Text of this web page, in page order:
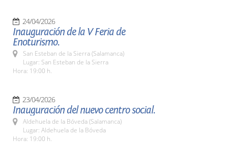
24/04/2026
Inauguración de la V Feria de
Enoturismo.
San Esteban de la Sierra (Salamanca)
Lugar: San Esteban de la Sierra
Hora: 19:00 h.
23/04/2026
Inauguración del nuevo centro social.
Aldehuela de la Bóveda (Salamanca)
Lugar: Aldehuela de la Bóveda
Hora: 19:00 h.